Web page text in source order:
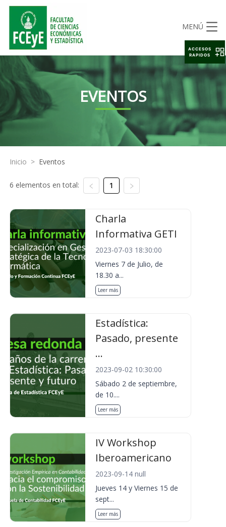
MENÚ
EVENTOS
Inicio > Eventos
6 elementos en total: 1
Charla
Informativa GETI
2023-07-03 18:30:00
Viernes 7 de Julio, de
18.30 a...
Leer más
Estadística:
Pasado, presente
...
2023-09-02 10:30:00
Sábado 2 de septiembre,
de 10....
Leer más
IV Workshop
Iberoamericano
2023-09-14 null
Jueves 14 y Viernes 15 de
sept...
Leer más
ACCESOS
RAPIDOS